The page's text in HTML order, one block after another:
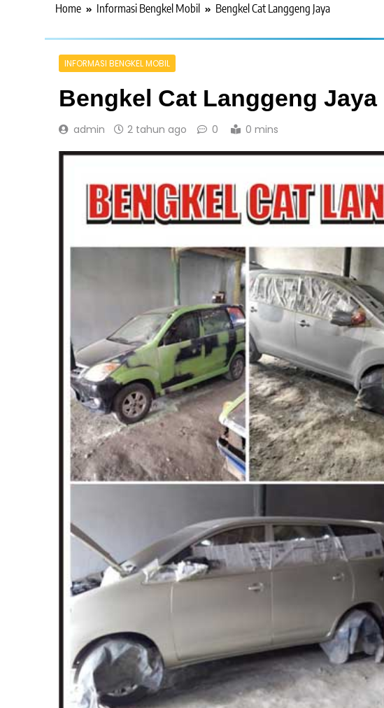
Home Informasi Bengkel Mobil Bengkel Cat Langgeng Jaya
INFORMASI BENGKEL MOBIL
Bengkel Cat Langgeng Jaya
admin 2 tahun ago 0 0 mins